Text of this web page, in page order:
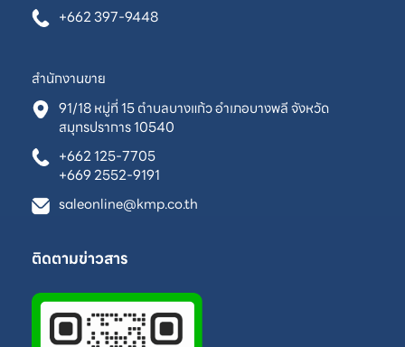
+662 397-9448
สำนักงานขาย
91/18 หมู่ที่ 15 ตำบลบางแก้ว อำเภอบางพลี จังหวัด
สมุทรปราการ 10540
+662 125-7705
+669 2552-9191
saleonline@kmp.co.th
ติดตามข่าวสาร